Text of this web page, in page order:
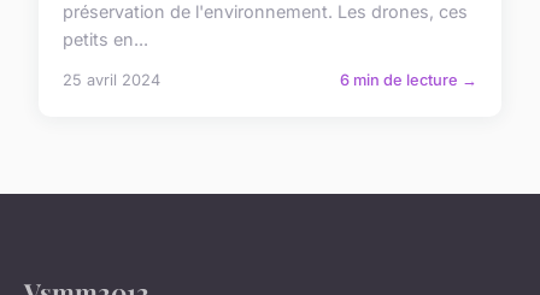
préservation de l'environnement. Les drones, ces
petits en...
25 avril 2024 6 min de lecture →